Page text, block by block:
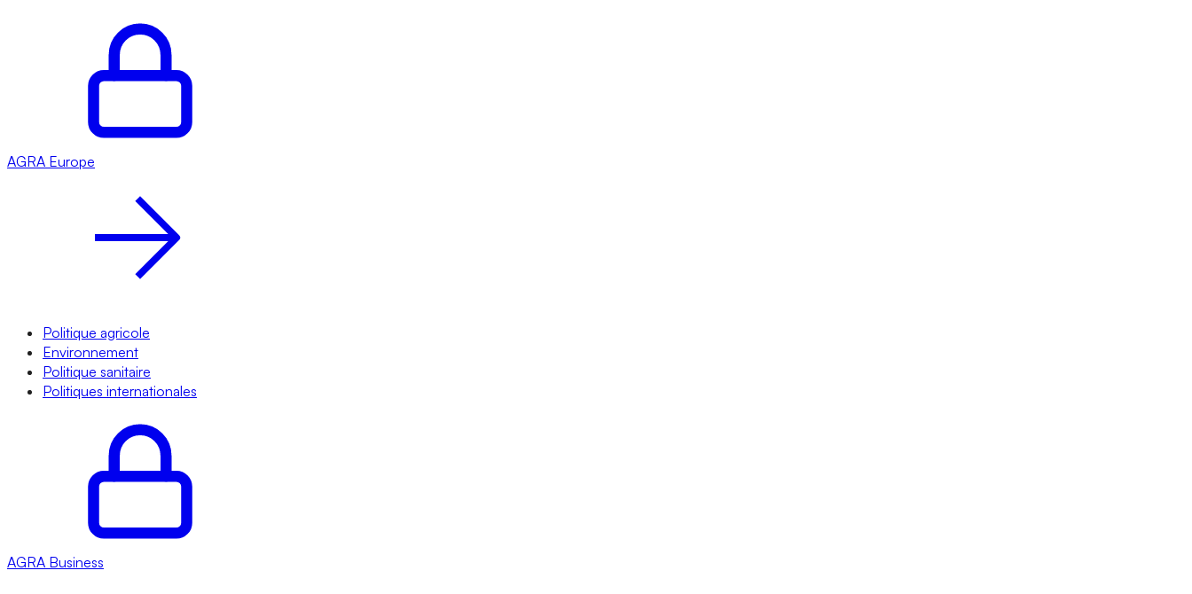
AGRA Europe
Politique agricole
Environnement
Politique sanitaire
Politiques internationales
AGRA Business